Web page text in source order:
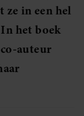
ze in een hel
het boek
auteur